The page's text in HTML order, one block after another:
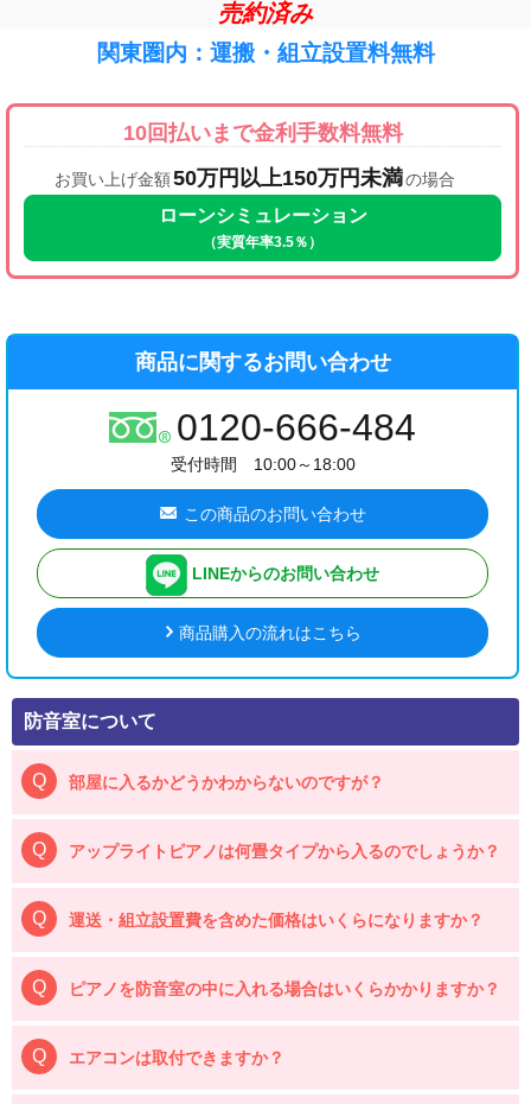
売約済み
関東圏内：運搬・組立設置料無料
10回払いまで金利手数料無料
お買い上げ金額50万円以上150万円未満の場合
ローンシミュレーション
（実質年率3.5％）
商品に関するお問い合わせ
0120-666-484
受付時間 10:00～18:00
この商品のお問い合わせ
LINEからのお問い合わせ
商品購入の流れはこちら
防音室について
部屋に入るかどうかわからないのですが？
アップライトピアノは何畳タイプから入るのでしょうか？
運送・組立設置費を含めた価格はいくらになりますか？
ピアノを防音室の中に入れる場合はいくらかかりますか？
エアコンは取付できますか？